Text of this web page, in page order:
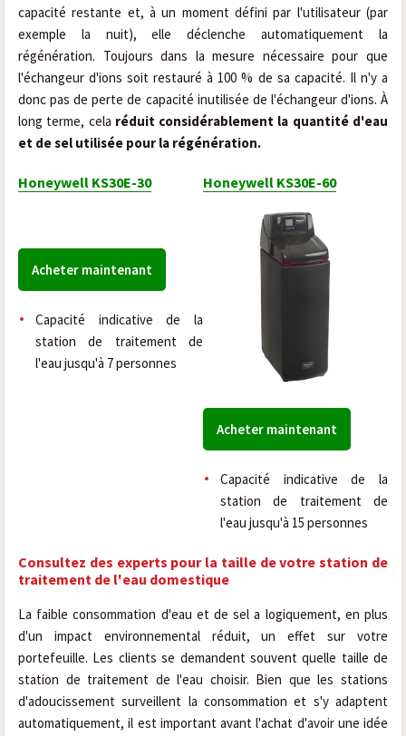
capacité restante et, à un moment défini par l'utilisateur (par
exemple la nuit), elle déclenche automatiquement la
régénération. Toujours dans la mesure nécessaire pour que
l'échangeur d'ions soit restauré à 100 % de sa capacité. Il n'y a
donc pas de perte de capacité inutilisée de l'échangeur d'ions. À
long terme, cela réduit considérablement la quantité d'eau
et de sel utilisée pour la régénération.
Honeywell KS30E-30
Acheter maintenant
Capacité indicative de la
station de traitement de
l'eau jusqu'à 7 personnes
Honeywell KS30E-60
Acheter maintenant
Capacité indicative de la
station de traitement de
l'eau jusqu'à 15 personnes
Consultez des experts pour la taille de votre station de
traitement de l'eau domestique
La faible consommation d'eau et de sel a logiquement, en plus
d'un impact environnemental réduit, un effet sur votre
portefeuille. Les clients se demandent souvent quelle taille de
station de traitement de l'eau choisir. Bien que les stations
d'adoucissement surveillent la consommation et s'y adaptent
automatiquement, il est important avant l'achat d'avoir une idée